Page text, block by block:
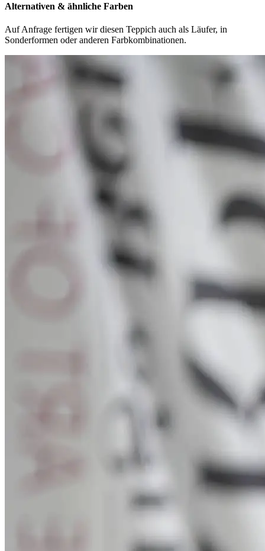
Alternativen & ähnliche Farben
Auf Anfrage fertigen wir diesen Teppich auch als Läufer, in
Sonderformen oder anderen Farbkombinationen.